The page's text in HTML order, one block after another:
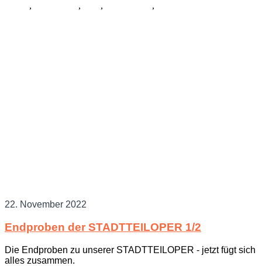
, , , ,
22. November 2022
Endproben der STADTTEILOPER 1/2
Die Endproben zu unserer STADTTEILOPER - jetzt fügt sich
alles zusammen.